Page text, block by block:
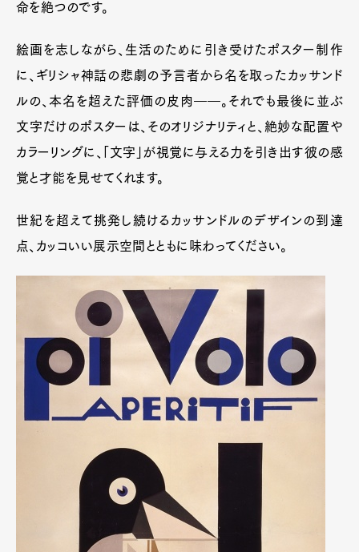
命を絶つのです。
絵画を志しながら、生活のために引き受けたポスター制作
に、ギリシャ神話の悲劇の予言者から名を取ったカッサンド
ルの、本名を超えた評価の皮肉――。それでも最後に並ぶ
文字だけのポスターは、そのオリジナリティと、絶妙な配置や
カラーリングに、「文字」が視覚に与える力を引き出す彼の感
覚と才能を見せてくれます。
世紀を超えて挑発し続けるカッサンドルのデザインの到達
点、カッコいい展示空間とともに味わってください。